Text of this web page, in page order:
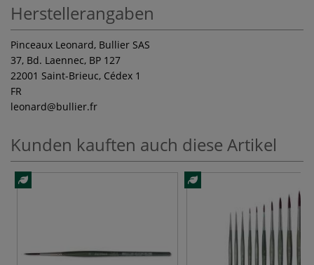
Herstellerangaben
Pinceaux Leonard, Bullier SAS
37, Bd. Laennec, BP 127
22001 Saint-Brieuc, Cédex 1
FR
leonard@bullier.fr
Kunden kauften auch diese Artikel